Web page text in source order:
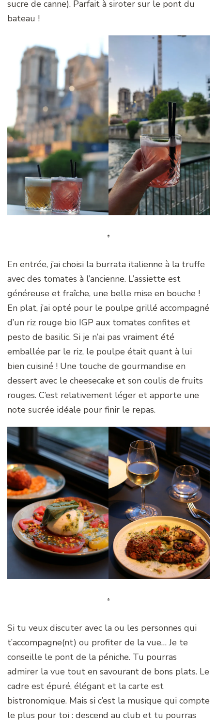
sucre de canne). Parfait à siroter sur le pont du
bateau !
En entrée, j’ai choisi la burrata italienne à la truffe
avec des tomates à l’ancienne. L’assiette est
généreuse et fraîche, une belle mise en bouche !
En plat, j’ai opté pour le poulpe grillé accompagné
d’un riz rouge bio IGP aux tomates confites et
pesto de basilic. Si je n’ai pas vraiment été
emballée par le riz, le poulpe était quant à lui
bien cuisiné ! Une touche de gourmandise en
dessert avec le cheesecake et son coulis de fruits
rouges. C’est relativement léger et apporte une
note sucrée idéale pour finir le repas.
Si tu veux discuter avec la ou les personnes qui
t’accompagne(nt) ou profiter de la vue… Je te
conseille le pont de la péniche. Tu pourras
admirer la vue tout en savourant de bons plats. Le
cadre est épuré, élégant et la carte est
bistronomique. Mais si c’est la musique qui compte
le plus pour toi : descend au club et tu pourras